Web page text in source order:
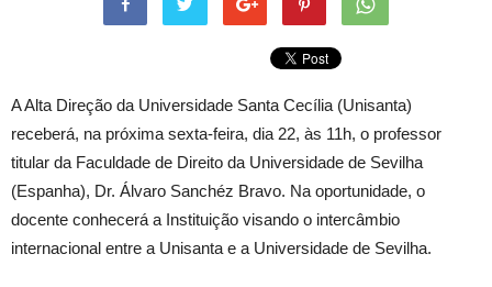
A Alta Direção da Universidade Santa Cecília (Unisanta)
receberá, na próxima sexta-feira, dia 22, às 11h, o professor
titular da Faculdade de Direito da Universidade de Sevilha
(Espanha), Dr. Álvaro Sanchéz Bravo. Na oportunidade, o
docente conhecerá a Instituição visando o intercâmbio
internacional entre a Unisanta e a Universidade de Sevilha.